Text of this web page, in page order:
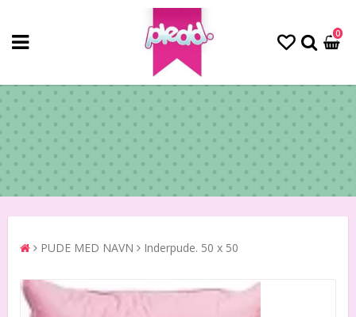
0
PUDE MED NAVN Inderpude. 50 x 50